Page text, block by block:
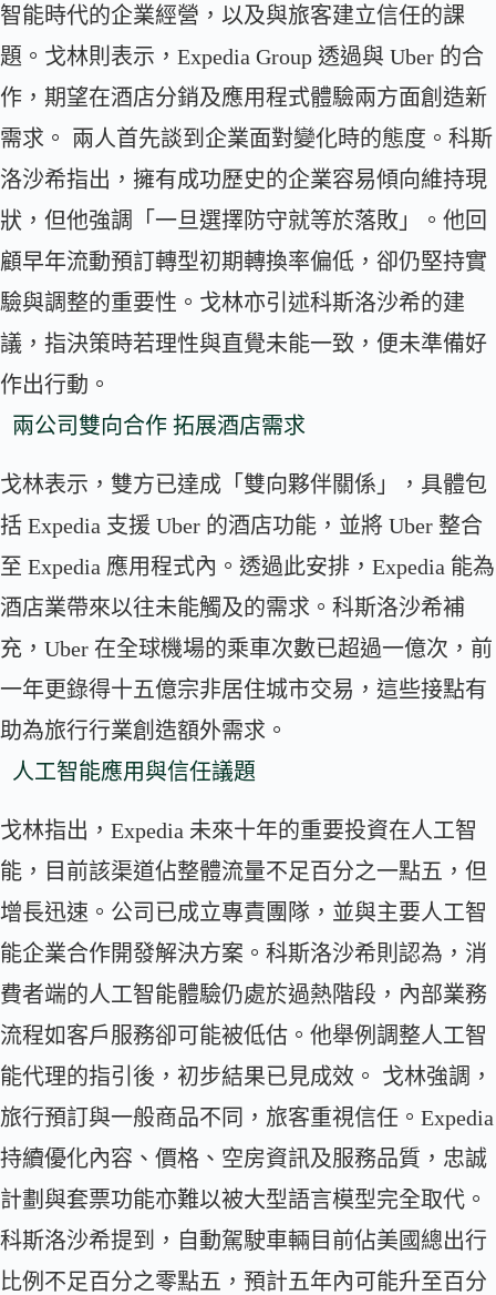
智能時代的企業經營，以及與旅客建立信任的課
題。戈林則表示，Expedia Group 透過與 Uber 的合
作，期望在酒店分銷及應用程式體驗兩方面創造新
需求。 兩人首先談到企業面對變化時的態度。科斯
洛沙希指出，擁有成功歷史的企業容易傾向維持現
狀，但他強調「一旦選擇防守就等於落敗」。他回
顧早年流動預訂轉型初期轉換率偏低，卻仍堅持實
驗與調整的重要性。戈林亦引述科斯洛沙希的建
議，指決策時若理性與直覺未能一致，便未準備好
作出行動。
兩公司雙向合作 拓展酒店需求
戈林表示，雙方已達成「雙向夥伴關係」，具體包
括 Expedia 支援 Uber 的酒店功能，並將 Uber 整合
至 Expedia 應用程式內。透過此安排，Expedia 能為
酒店業帶來以往未能觸及的需求。科斯洛沙希補
充，Uber 在全球機場的乘車次數已超過一億次，前
一年更錄得十五億宗非居住城市交易，這些接點有
助為旅行行業創造額外需求。
人工智能應用與信任議題
戈林指出，Expedia 未來十年的重要投資在人工智
能，目前該渠道佔整體流量不足百分之一點五，但
增長迅速。公司已成立專責團隊，並與主要人工智
能企業合作開發解決方案。科斯洛沙希則認為，消
費者端的人工智能體驗仍處於過熱階段，內部業務
流程如客戶服務卻可能被低估。他舉例調整人工智
能代理的指引後，初步結果已見成效。 戈林強調，
旅行預訂與一般商品不同，旅客重視信任。Expedia
持續優化內容、價格、空房資訊及服務品質，忠誠
計劃與套票功能亦難以被大型語言模型完全取代。
科斯洛沙希提到，自動駕駛車輛目前佔美國總出行
比例不足百分之零點五，預計五年內可能升至百分